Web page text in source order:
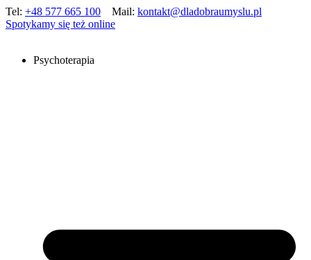
Tel: +48 577 665 100 Mail: kontakt@dladobraumyslu.pl
Spotykamy się też online
Psychoterapia